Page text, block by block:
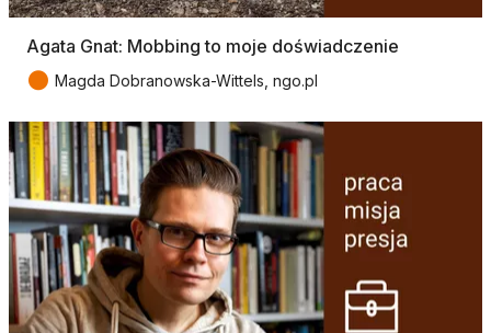
Agata Gnat: Mobbing to moje doświadczenie
● Magda Dobranowska-Wittels, ngo.pl